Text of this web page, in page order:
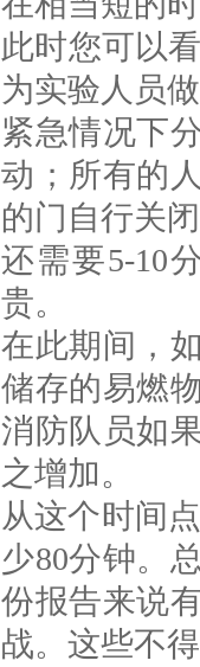
此时您可以
为实验人员
紧急情况下
动；所有的
的门自行关
还需要5-10
贵。
在此期间，
储存的易燃
消防队员如
之增加。
从这个时间
少80分钟。
份报告来说
战。这些不